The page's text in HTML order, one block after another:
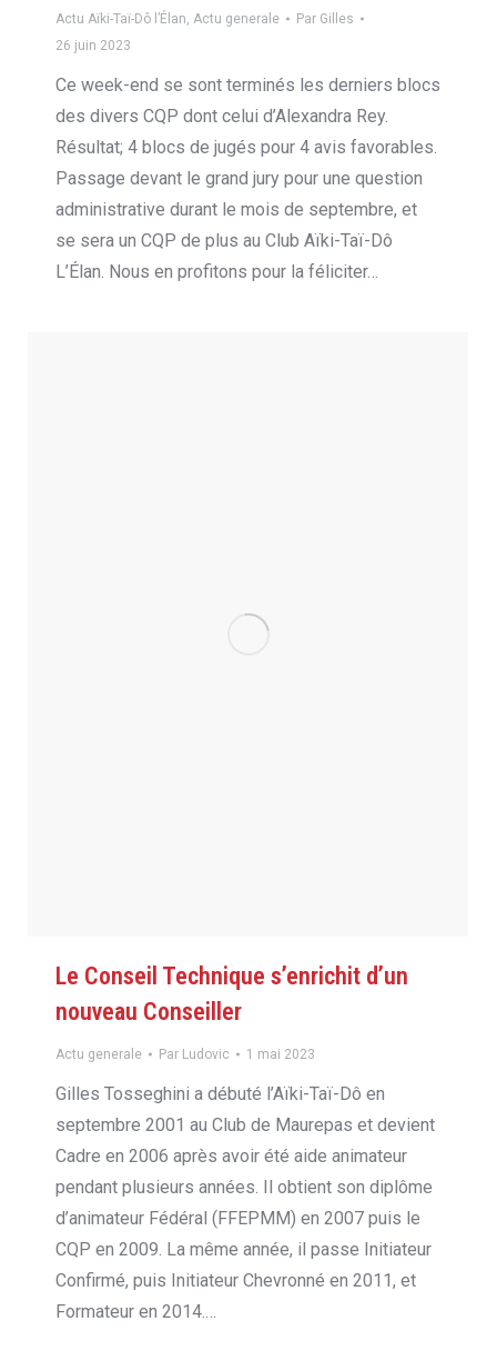
Actu Aïki-Taï-Dô l’Élan Actu generale Par Gilles
26 juin 2023
Ce week-end se sont terminés les derniers blocs
des divers CQP dont celui d’Alexandra Rey.
Résultat; 4 blocs de jugés pour 4 avis favorables.
Passage devant le grand jury pour une question
administrative durant le mois de septembre, et
se sera un CQP de plus au Club Aïki-Taï-Dô
L’Élan. Nous en profitons pour la féliciter…
Le Conseil Technique s’enrichit d’un
nouveau Conseiller
Actu generale Par Ludovic 1 mai 2023
Gilles Tosseghini a débuté l’Aïki-Taï-Dô en
septembre 2001 au Club de Maurepas et devient
Cadre en 2006 après avoir été aide animateur
pendant plusieurs années. Il obtient son diplôme
d’animateur Fédéral (FFEPMM) en 2007 puis le
CQP en 2009. La même année, il passe Initiateur
Confirmé, puis Initiateur Chevronné en 2011, et
Formateur en 2014.…